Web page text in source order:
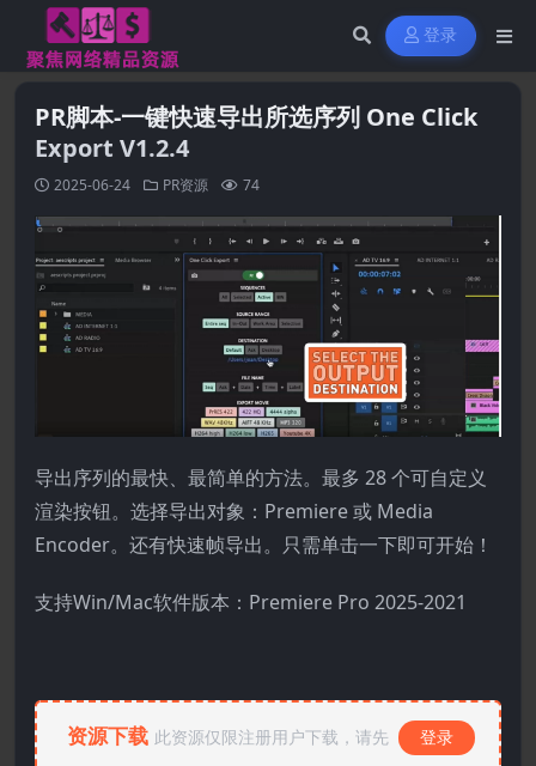
登录
PR脚本-一键快速导出所选序列 One Click
Export V1.2.4
2025-06-24 PR资源 74
导出序列的最快、最简单的方法。最多 28 个可自定义
渲染按钮。选择导出对象：Premiere 或 Media
Encoder。还有快速帧导出。只需单击一下即可开始！
支持Win/Mac软件版本：Premiere Pro 2025-2021
资源下载 此资源仅限注册用户下载，请先 登录